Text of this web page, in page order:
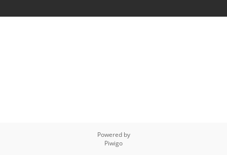
Powered by
Piwigo